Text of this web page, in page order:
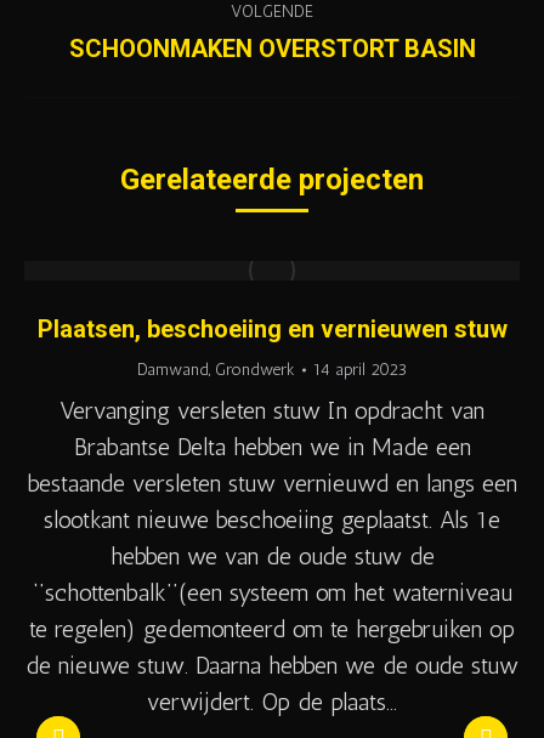
VOLGENDE
Next
SCHOONMAKEN OVERSTORT BASIN
Gerelateerde projecten
Plaatsen, beschoeiing en vernieuwen stuw
Damwand, Grondwerk 14 april 2023
Vervanging versleten stuw In opdracht van
Brabantse Delta hebben we in Made een
bestaande versleten stuw vernieuwd en langs een
slootkant nieuwe beschoeiing geplaatst. Als 1e
hebben we van de oude stuw de
‘’schottenbalk’’(een systeem om het waterniveau
te regelen) gedemonteerd om te hergebruiken op
de nieuwe stuw. Daarna hebben we de oude stuw
verwijdert. Op de plaats…